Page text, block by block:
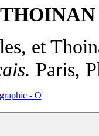
et
Paris,
- O